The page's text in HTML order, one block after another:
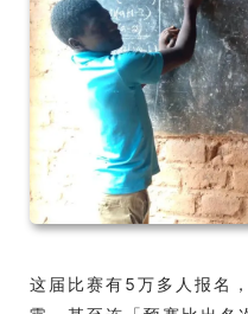
这届比赛有5万多人报名